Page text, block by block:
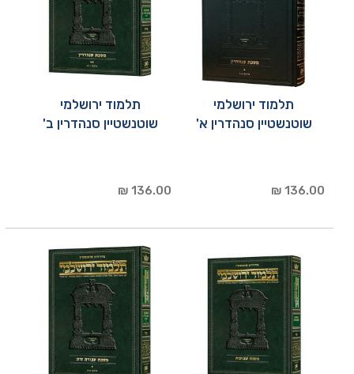
תלמוד ירושלמי
שוטנשטיין סנהדרין א'
136.00 ₪
תלמוד ירושלמי
שוטנשטיין סנהדרין ב'
136.00 ₪